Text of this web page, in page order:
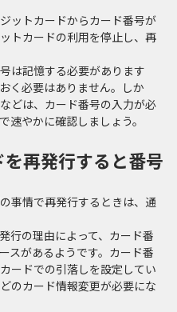
ットカードからカード番号が
トカードの利用を停止し、再
は記憶する必要があります
く必要はありません。しか
どは、カード番号の入力が必
速やかに確認しましょう。
再発行すると番号
事情で再発行するときは、通
行の理由によって、カード番
スがあるようです。カード番
ードでの引落しを設定してい
のカード情報変更が必要にな